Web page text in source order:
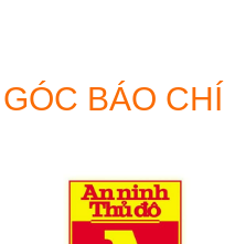
Bộ phận điều chỉnh độ cao
Công dụng của ghế xoay
GÓC BÁO CHÍ